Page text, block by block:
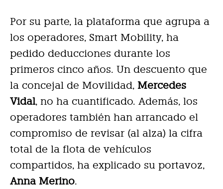
Por su parte, la plataforma que agrupa a
los operadores, Smart Mobility, ha
pedido deducciones durante los
primeros cinco años. Un descuento que
la concejal de Movilidad, Mercedes
Vidal, no ha cuantificado. Además, los
operadores también han arrancado el
compromiso de revisar (al alza) la cifra
total de la flota de vehículos
compartidos, ha explicado su portavoz,
Anna Merino.